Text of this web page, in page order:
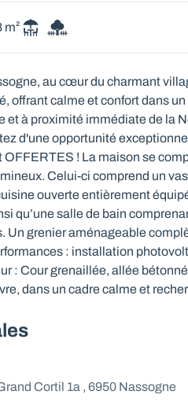
m²
au cœur du charmant
offrant calme et confort dans
à proximité immédiate de la
d'une opportunité
! La maison se
Celui-ci comprend un
ouverte entièrement
qu’une salle de bain
Un grenier aménageable
: installation
: Cour grenaillée, allée
dans un cadre calme et
Cortil 1a , 6950 Nassogne